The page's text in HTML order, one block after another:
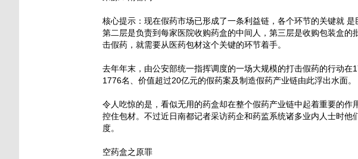
核心提示：现在假药市场已形成了一条利益链，各个环节的关键就
第二层是负责到每家医院收购药盒的中间人，第三层是收购包装盒
击假药，就需要从医药包材这个关键的环节着手。
去年年末，由公安部统一指挥调度的一场大规模的打击假药的行动
1776名、价值超过20亿元的假药案及制造假药产业链由此浮出水面。
令人吃惊的是，看似无用的药盒却在整个假药产业链中起着重要的
控住包材。不过近日南都记者采访药企和药监系统诸多业内人士时
度。
空药盒之原罪